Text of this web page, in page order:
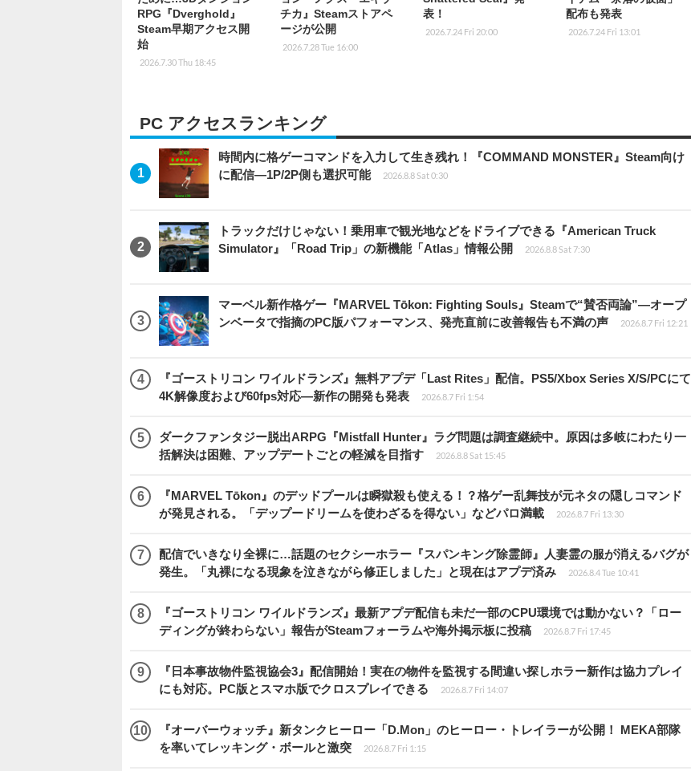
RPG『Dverghold』
Steam早期アクセス開
始
2026.7.30 Thu 18:45
チカ』Steamストアペ
ージが公開
2026.7.28 Tue 16:00
表！
2026.7.24 Fri 20:00
配布も発表
2026.7.24 Fri 13:01
PC アクセスランキング
時間内に格ゲーコマンドを入力して生き残れ！『COMMAND MONSTER』Steam向け
に配信―1P/2P側も選択可能
2026.8.8 Sat 0:30
トラックだけじゃない！乗用車で観光地などをドライブできる『American Truck
Simulator』「Road Trip」の新機能「Atlas」情報公開
2026.8.8 Sat 7:30
マーベル新作格ゲー『MARVEL Tōkon: Fighting Souls』Steamで“賛否両論”―オープ
ンベータで指摘のPC版パフォーマンス、発売直前に改善報告も不満の声
2026.8.7 Fri 12:21
『ゴーストリコン ワイルドランズ』無料アプデ「Last Rites」配信。PS5/Xbox Series X/S/PCにて
4K解像度および60fps対応―新作の開発も発表
2026.8.7 Fri 1:54
ダークファンタジー脱出ARPG『Mistfall Hunter』ラグ問題は調査継続中。原因は多岐にわたり一
括解決は困難、アップデートごとの軽減を目指す
2026.8.8 Sat 15:45
『MARVEL Tōkon』のデッドプールは瞬獄殺も使える！？格ゲー乱舞技が元ネタの隠しコマンド
が発見される。「デップードリームを使わざるを得ない」などパロ満載
2026.8.7 Fri 13:30
配信でいきなり全裸に…話題のセクシーホラー『スパンキング除霊師』人妻霊の服が消えるバグが
発生。「丸裸になる現象を泣きながら修正しました」と現在はアプデ済み
2026.8.4 Tue 10:41
『ゴーストリコン ワイルドランズ』最新アプデ配信も未だ一部のCPU環境では動かない？「ロー
ディングが終わらない」報告がSteamフォーラムや海外掲示板に投稿
2026.8.7 Fri 17:45
『日本事故物件監視協会3』配信開始！実在の物件を監視する間違い探しホラー新作は協力プレイ
にも対応。PC版とスマホ版でクロスプレイできる
2026.8.7 Fri 14:07
『オーバーウォッチ』新タンクヒーロー「D.Mon」のヒーロー・トレイラーが公開！ MEKA部隊
を率いてレッキング・ボールと激突
2026.8.7 Fri 1:15